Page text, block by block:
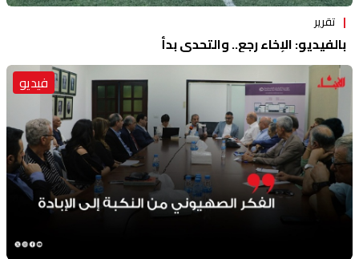
تقرير
بالفيديو: الإخاء رجع.. والتحدي بدأ
فيديو